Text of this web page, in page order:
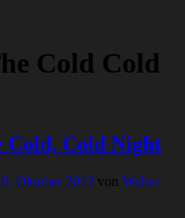
Cold Cold
Cold, Cold Night
Oktober 2012 von Walter